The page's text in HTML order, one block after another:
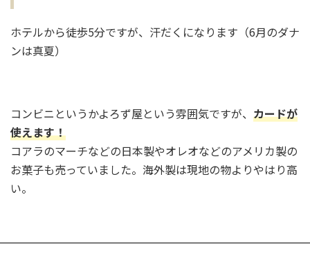
ホテルから徒歩5分ですが、汗だくになります（6月のダナ
ンは真夏）
コンビニというかよろず屋という雰囲気ですが、 カードが
使えます！
コアラのマーチなどの日本製やオレオなどのアメリカ製の
お菓子も売っていました。海外製は現地の物よりやはり高
い。